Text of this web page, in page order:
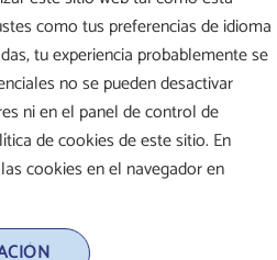
como tus preferencias de idioma
tu experiencia probablemente se
no se pueden desactivar
ni en el panel de control de
de cookies de este sitio. En
cookies en el navegador en